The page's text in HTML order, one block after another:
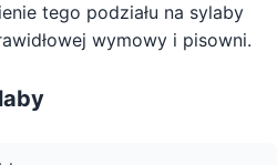
tego podziału na sylaby
wymowy i pisowni.